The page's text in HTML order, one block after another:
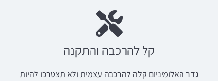
קל להרכבה והתקנה
גדר האלומיניום קלה להרכבה עצמית ולא תצטרכו להיות